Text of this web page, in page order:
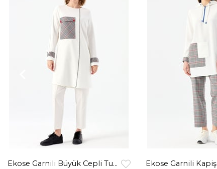
Ekose Garnili Büyük Cepli Tunik Ekru